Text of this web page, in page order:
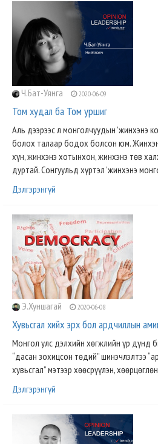
Ч.Бат-Уянга 2020-06-09
Том худал ба Том уршиг
Аль дээрээс л монголчуудын 'жинхэнэ
болох талаар бодох болсон юм.
хүн, жинхэнэ хотынхон, жинхэнэ төв
дуртай. Сонгуульд хүртэл 'жинхэнэ
Дэлгэрэнгүй
Э.Хуншагай 2020-06-08
Хувьсгал хийх эрх бол ардчиллын
Монгол улс дэлхийн хөгжлийн үр дүнд
“дасан зохицсон төдий” шинэчлэлтээ
хувьсгал” мэтээр хөөсрүүлэн,
Дэлгэрэнгүй